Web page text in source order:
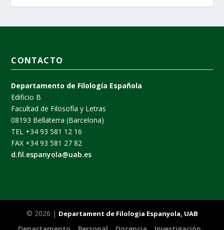
CONTACTO
Departamento de Filología Española
Edificio B
Facultad de Filosofía y Letras
08193 Bellaterra (Barcelona)
TEL +34 93 581 12 16
FAX +34 93 581 27 82
d.fil.espanyola@uab.es
© 2026 | Departament de Filologia Espanyola, UAB